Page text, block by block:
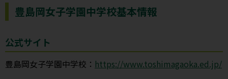
豊島岡女子学園中学校基本情報
公式サイト
豊島岡女子学園中学校： https://www.toshimagaoka.ed.jp/